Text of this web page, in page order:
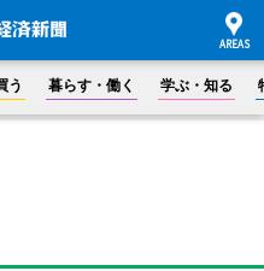
う 暮らす・働く 学ぶ・知る